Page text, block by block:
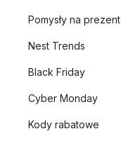
Pomysły na prezent
Nest Trends
Black Friday
Cyber Monday
Kody rabatowe